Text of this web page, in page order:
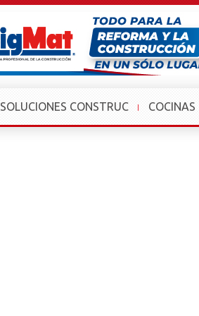
SOLUCIONES CONSTRUC COCINAS